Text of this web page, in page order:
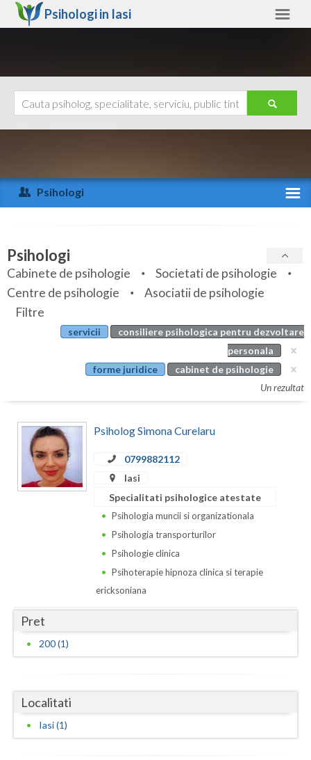
Psihologi in Iasi
Arad
Arges
Bihor
Bistrita-Nasaud
Botosani
Bucuresti
Buzau
Calarasi
Caras-Severin
Dolj
Galati
Gorj
Harghita
Ajutor
Psihologi
Specialitati
Servicii
Articole
Evenimente
Psihologi
Cabinete de psihologie
Societati de psihologie
Centre de psihologie
Asociatii de psihologie
Filtre
servicii
consiliere psihologica pentru dezvoltare
personala
forme juridice
cabinet de psihologie
Un rezultat
Psiholog Simona Curelaru
0799882112
Iasi
Specialitati psihologice atestate
Psihologia muncii si organizationala
Psihologia transporturilor
Psihologie clinica
Psihoterapie hipnoza clinica si terapie
ericksoniana
Pret
200 (1)
Localitati
Iasi (1)